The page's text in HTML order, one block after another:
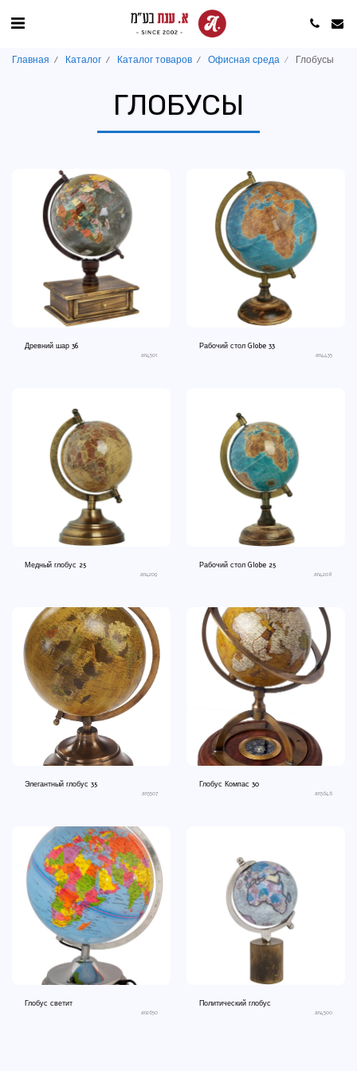
Главная Каталог Каталог товаров Офисная среда Глобусы
ГЛОБУСЫ
Древний шар 36
an4501
Рабочий стол Globe 33
an4435
Медный глобус 25
an4209
Рабочий стол Globe 25
an4208
Элегантный глобус 35
an3507
Глобус Компас 30
an3646
Глобус светит
an2650
Политический глобус
an4500